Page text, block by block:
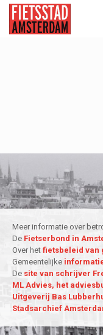
Meer informatie over
De Fietserbond in
Over het fietsbeleid van
Gemeentelijke
De site van schrijver
ML Advies, het
Uitgeverij Bas
Stadsarchief